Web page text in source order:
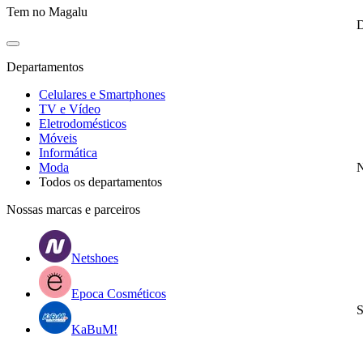
Tem no Magalu
Departamentos
Celulares e Smartphones
TV e Vídeo
Eletrodomésticos
Móveis
Informática
Moda
Todos os departamentos
Nossas marcas e parceiros
Netshoes
Epoca Cosméticos
KaBuM!